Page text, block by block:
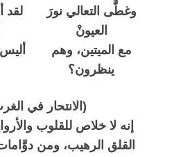
وغطَّى التعالي نورَ
العيونْ
مع الميتين، وهم
ينظرون؟
لقد
(الانتحار في
إنه لا خلاص للقلوب
القلق الرهيب، ومن